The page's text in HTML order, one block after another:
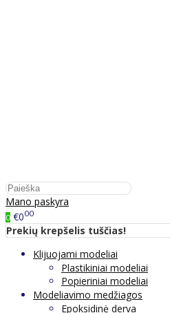
Mano paskyra
0 €000
Prekių krepšelis tuščias!
Klijuojami modeliai
Plastikiniai modeliai
Popieriniai modeliai
Modeliavimo medžiagos
Epoksidinė derva